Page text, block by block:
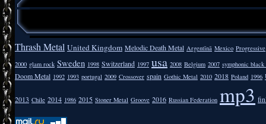
Thrash Metal United Kingdom Melodic Death Metal Argentīnā Mexico Progressive
2000 glam rock Sweden 1998 Switzerland 1997 usa 2008 Belgium 2007 symphonic
Doom Metal 1992 1993 portugal 2009 Crossover spain Gothic Metal 2010 2018 Poland 1996
2013 Chile 2014 1986 2015 Stoner Metal Groove 2016 Russian Federation mp3